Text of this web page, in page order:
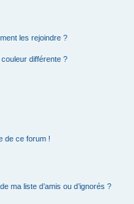
les rejoindre ?
différente ?
de ce forum !
ma liste d’amis ou d’ignorés ?